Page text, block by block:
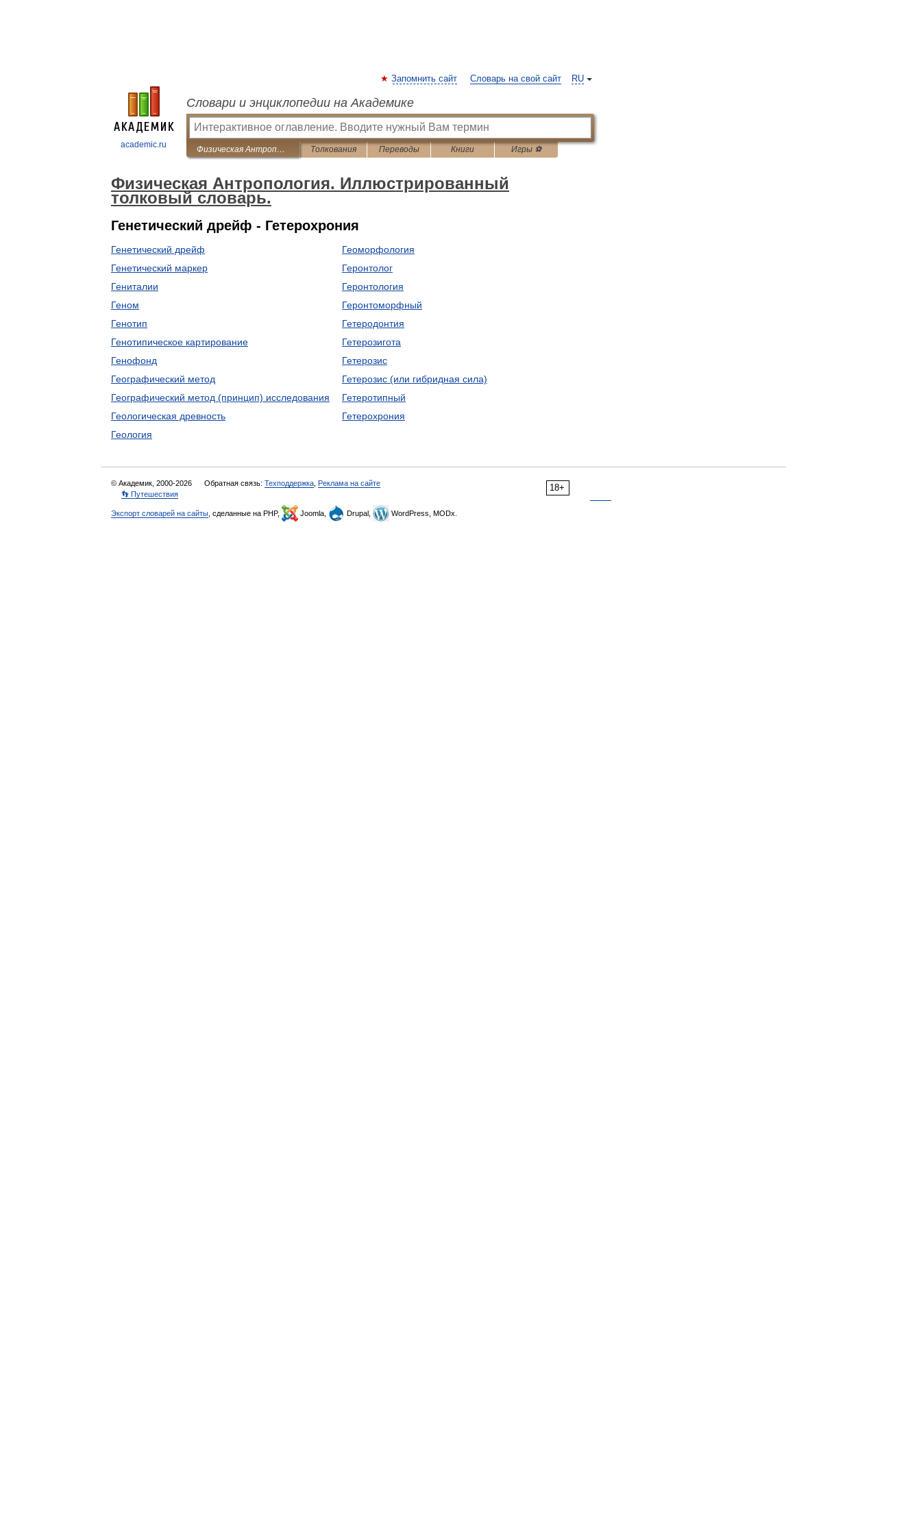
academic.ru
RU
Запомнить сайт Словарь на свой сайт
Словари и энциклопедии на Академике
Физическая Антропология. Иллюстрированный толковый словарь. Толкования Переводы Книги Игры ⚽
Физическая Антропология. Иллюстрированный
толковый словарь.
Генетический дрейф - Гетерохрония
Генетический дрейф
Генетический маркер
Гениталии
Геном
Генотип
Генотипическое картирование
Генофонд
Географический метод
Географический метод (принцип) исследования
Геологическая древность
Геология
Геоморфология
Геронтолог
Геронтология
Геронтоморфный
Гетеродонтия
Гетерозигота
Гетерозис
Гетерозис (или гибридная сила)
Гетеротипный
Гетерохрония
18+
© Академик, 2000-2026 Обратная связь: Техподдержка Реклама на сайте
👣 Путешествия
Экспорт словарей на сайты , сделанные на PHP, Joomla, Drupal, WordPress, MODx.